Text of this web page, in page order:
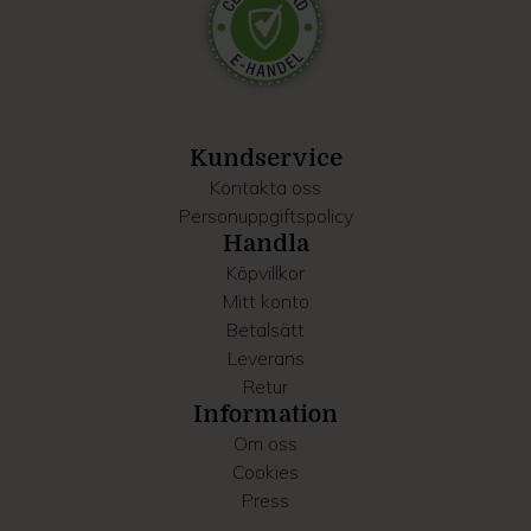
Dessa kan i sin tur kombinera informationen med annan
information som du har tillhandahållit eller som de har
samlat in när du har använt deras tjänster.
Kundservice
Kontakta oss
Personuppgiftspolicy
Handla
Köpvillkor
Mitt konto
Betalsätt
Leverans
Retur
Information
Om oss
Cookies
Press